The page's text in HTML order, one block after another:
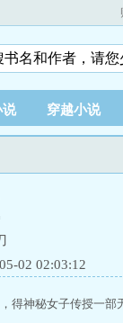
说 穿越小说
02 02:03:12
得神秘女子传授一